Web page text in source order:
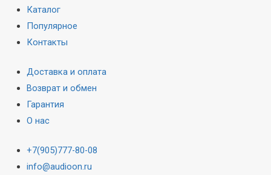
Каталог
Популярное
Контакты
Доставка и оплата
Возврат и обмен
Гарантия
О нас
+7(905)777-80-08
info@audioon.ru